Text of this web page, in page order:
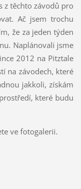
z těchto závodů pro
Ač jsem trochu
že za jeden týden
Naplánovali jsme
2012 na Pitztale
na závodech, které
jakkoli, získám
které budu
ve fotogalerii.